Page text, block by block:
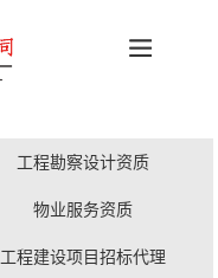
工程勘察设计资质
物业服务资质
工程建设项目招标代理